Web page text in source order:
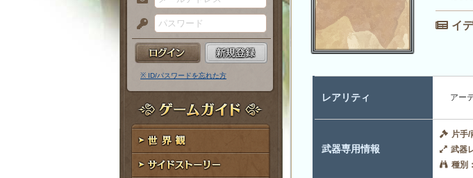
メ
ー
ル
ア
ド
レ
ス
パ
ス
ー
ド
※ ID/パスワードを忘れた方
ゲームガイド
世界観
イ
レアリティ アー
武器専用情報
片手/
武器
種別：